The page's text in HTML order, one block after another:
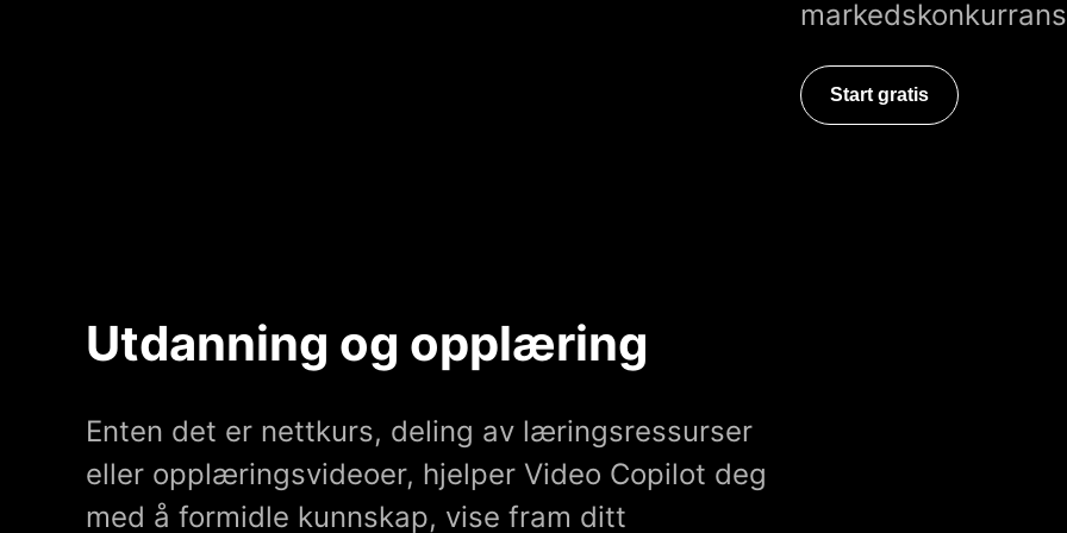
Start gratis
Utdanning og opplæring
Enten det er nettkurs, deling av læringsressurser
eller opplæringsvideoer, hjelper Video Copilot deg
med å formidle kunnskap, vise fram ditt